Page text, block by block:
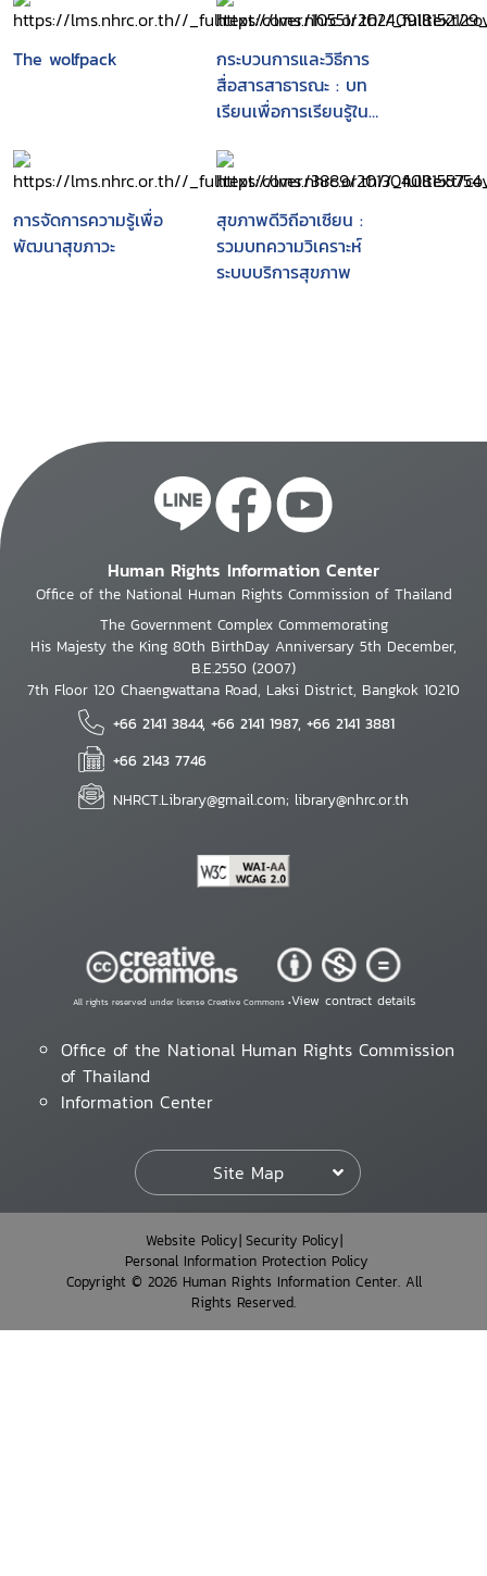
The wolfpack
กระบวนการและวิธีการ
สื่อสารสาธารณะ : บท
เรียนเพื่อการเรียนรู้ใน
ภาคประชาสังคมในการ
ส่งเสริมและคุ้มครองสิทธิ
มนุษยชนเพื่อสุขภาวะของ
บุคคลและชุมชน
การจัดการความรู้เพื่อ
พัฒนาสุขภาวะ
สุขภาพดีวิถีอาเซียน :
รวมบทความวิเคราะห์
ระบบบริการสุขภาพ
Human Rights Information Center
Office of the National Human Rights Commission of Thailand
The Government Complex Commemorating
His Majesty the King 80th BirthDay Anniversary 5th December,
B.E.2550 (2007)
7th Floor 120 Chaengwattana Road, Laksi District, Bangkok 10210
+66 2141 3844, +66 2141 1987, +66 2141 3881
+66 2143 7746
NHRCT.Library@gmail.com; library@nhrc.or.th
All rights reserved under license Creative Commons •View contract details
Office of the National Human Rights Commission
of Thailand
Information Center
Site Map
Website Policy Security Policy
Personal Information Protection Policy
Copyright © 2026 Human Rights Information Center. All
Rights Reserved.